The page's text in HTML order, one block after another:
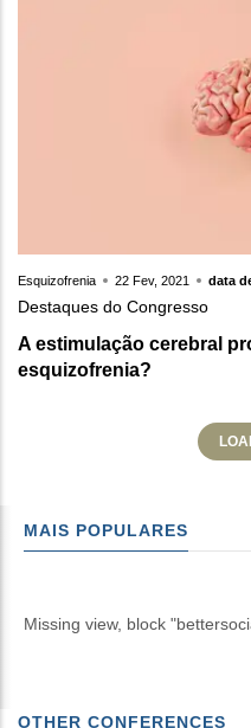
Esquizofrenia 22 Fev, 2021 data
Destaques do Congresso
A estimulação cerebral
esquizofrenia?
MAIS POPULARES
Missing view, block
OTHER CONFERENCES